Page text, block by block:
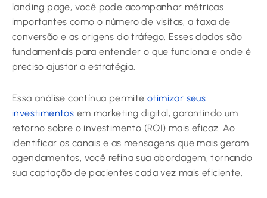
landing page, você pode acompanhar métricas
importantes como o número de visitas, a taxa de
conversão e as origens do tráfego. Esses dados são
fundamentais para entender o que funciona e onde é
preciso ajustar a estratégia.
Essa análise contínua permite otimizar seus
investimentos em marketing digital, garantindo um
retorno sobre o investimento (ROI) mais eficaz. Ao
identificar os canais e as mensagens que mais geram
agendamentos, você refina sua abordagem, tornando
sua captação de pacientes cada vez mais eficiente.